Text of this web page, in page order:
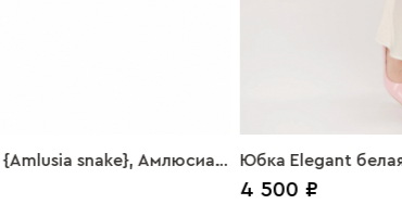
snake}, Амлюсиа
Юбка Elegant белая
4 500 ₽